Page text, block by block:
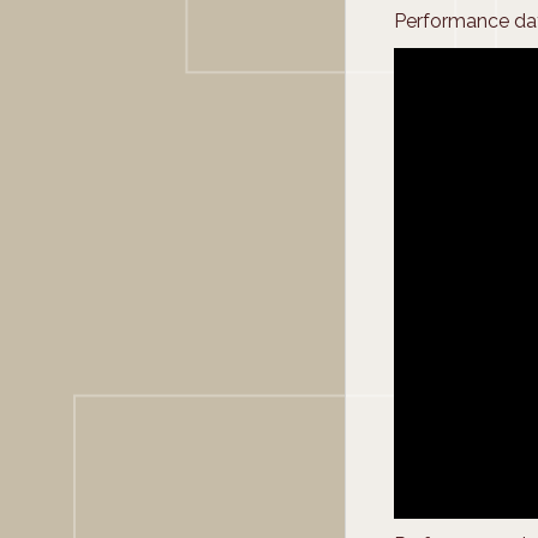
Performance